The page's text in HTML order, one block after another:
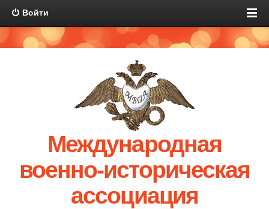
Войти
Международная
военно-историческая
ассоциация